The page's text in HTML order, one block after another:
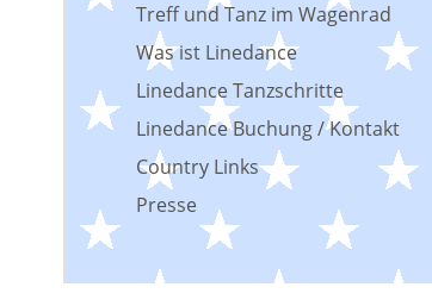
Treff und Tanz im Wagenrad
Was ist Linedance
Linedance Tanzschritte
Linedance Buchung / Kontakt
Country Links
Presse